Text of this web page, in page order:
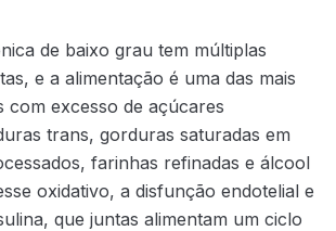
de baixo grau tem múltiplas
e a alimentação é uma das mais
com excesso de açúcares
trans, gorduras saturadas em
farinhas refinadas e álcool
oxidativo, a disfunção endotelial e
que juntas alimentam um ciclo